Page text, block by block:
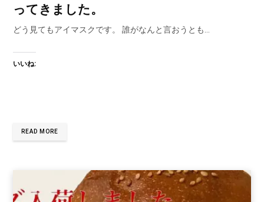
ってきました。
どう見てもアイマスクです。 誰がなんと言おうとも…
いいね:
READ MORE